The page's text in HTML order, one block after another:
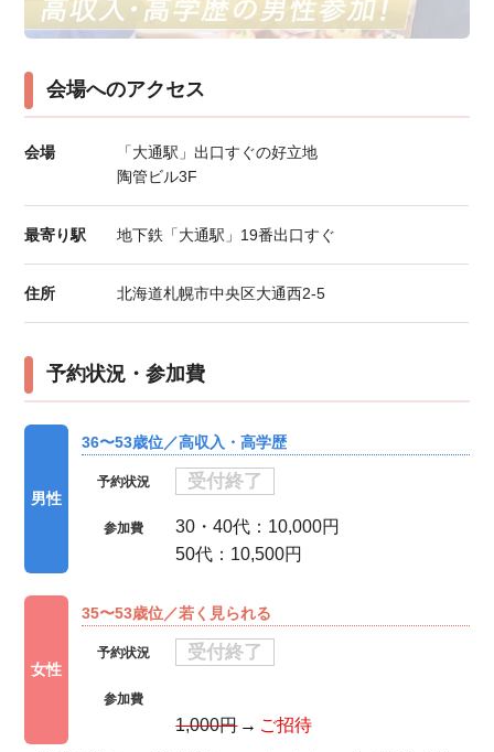
会場へのアクセス
会場
「大通駅」出口すぐの好立地
陶管ビル3F
最寄り駅 地下鉄「大通駅」19番出口すぐ
住所 北海道札幌市中央区大通西2-5
予約状況・参加費
男性
36〜53歳位／高収入・高学歴
予約状況 受付終了
参加費
30・40代：10,000円
50代：10,500円
女性
35〜53歳位／若く見られる
予約状況 受付終了
参加費
1,000円 ご招待